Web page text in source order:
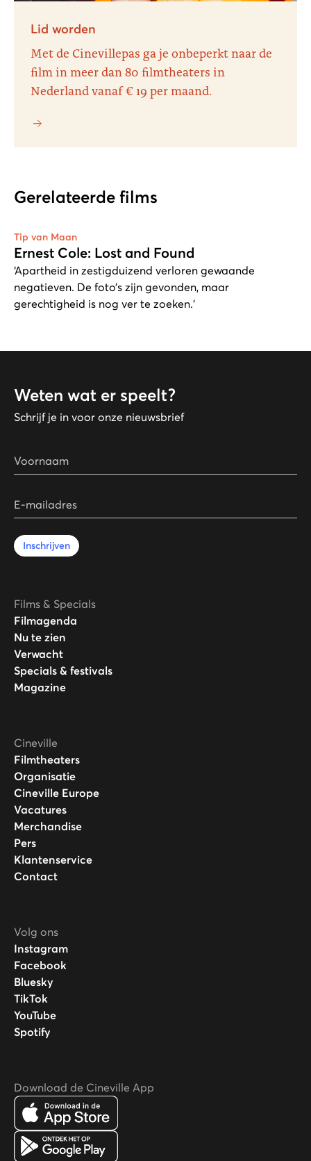
Lid worden
Met de Cinevillepas ga je onbeperkt naar de
film in meer dan 80 filmtheaters in
Nederland vanaf € 19 per maand.
Gerelateerde films
Tip van Maan
Ernest Cole: Lost and Found
‘Apartheid in zestigduizend verloren gewaande
negatieven. De foto’s zijn gevonden, maar
gerechtigheid is nog ver te zoeken.’
Weten wat er speelt?
Schrijf je in voor onze nieuwsbrief
Voornaam
E-mailadres
Inschrijven
Films & Specials
Filmagenda
Nu te zien
Verwacht
Specials & festivals
Magazine
Cineville
Filmtheaters
Organisatie
Cineville Europe
Vacatures
Merchandise
Pers
Klantenservice
Contact
Volg ons
Instagram
Facebook
Bluesky
TikTok
YouTube
Spotify
Download de Cineville App